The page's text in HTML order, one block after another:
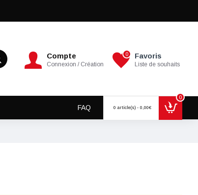
Compte
Connexion / Création
Favoris
Liste de souhaits
0
FAQ 0 article(s) - 0,00€
0